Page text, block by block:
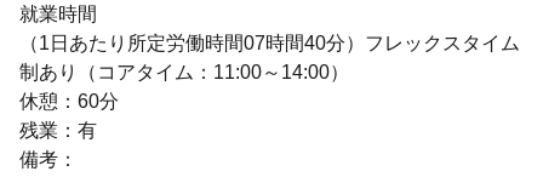
就業時間
（1日あたり所定労働時間07時間40分）フレックスタイム
制あり（コアタイム：11:00～14:00）
休憩：60分
残業：有
備考：